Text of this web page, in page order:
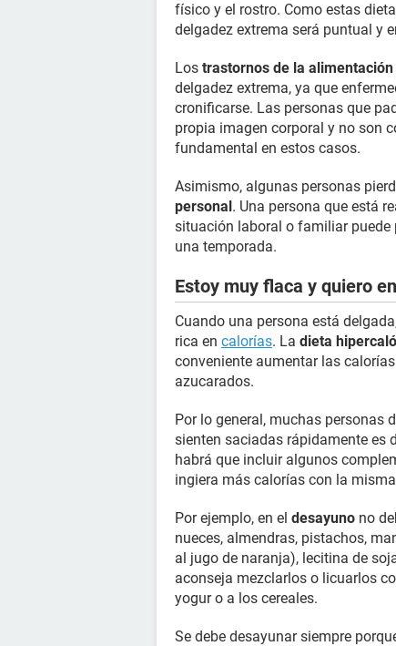
físico y el rostro. Como estas
delgadez extrema será puntual y
Los trastornos de la alimentación
delgadez extrema, ya que
cronificarse. Las personas que
propia imagen corporal y no son
fundamental en estos casos.
Asimismo, algunas personas
personal. Una persona que está
situación laboral o familiar puede
una temporada.
Estoy muy flaca y quiero
Cuando una persona está
rica en calorías. La dieta
conveniente aumentar las
azucarados.
Por lo general, muchas personas
sienten saciadas rápidamente es
habrá que incluir algunos
ingiera más calorías con la
Por ejemplo, en el desayuno no
nueces, almendras, pistachos,
al jugo de naranja), lecitina de
aconseja mezclarlos o licuarlos
yogur o a los cereales.
Se debe desayunar siempre